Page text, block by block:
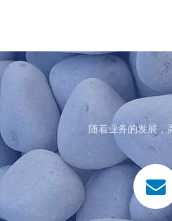
随着业务的发展，